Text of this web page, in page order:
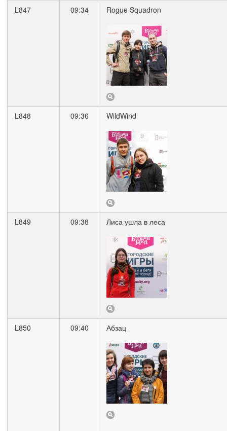
L847 09:34 Rogue Squadron
L848 09:36 WildWind
L849 09:38 Лиса ушла в леса
L850 09:40 Абзац